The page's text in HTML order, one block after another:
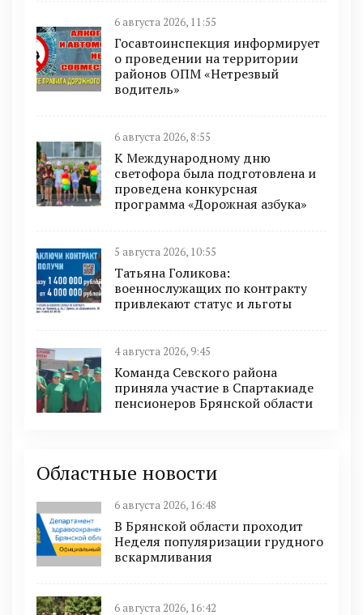
6 августа 2026, 11:55
Госавтоинспекция информирует
о проведении на территории
районов ОПМ «Нетрезвый
водитель»
6 августа 2026, 8:55
К Международному дню
светофора была подготовлена и
проведена конкурсная
программа «Дорожная азбука»
5 августа 2026, 10:55
Татьяна Голикова:
военнослужащих по контракту
привлекают статус и льготы
4 августа 2026, 9:45
Команда Севского района
приняла участие в Спартакиаде
пенсионеров Брянской области
Областные новости
6 августа 2026, 16:48
В Брянской области проходит
Неделя популяризации грудного
вскармливания
6 августа 2026, 16:42